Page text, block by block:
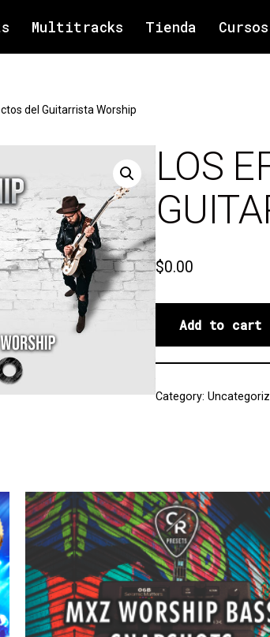
Multitracks Tienda Cursos
del Guitarrista Worship
LOS
$0.00
Add to cart
Category: